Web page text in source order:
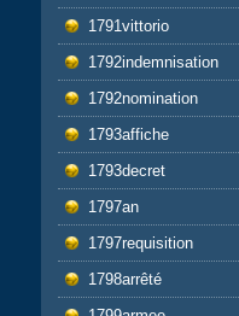
1791vittorio
1792indemnisation
1792nomination
1793affiche
1793decret
1797an
1797requisition
1798arrêté